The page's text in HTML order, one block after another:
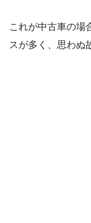
これが中古車の場
スが多く、思わぬ